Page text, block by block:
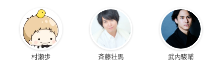
村瀬歩 斉藤壮馬 武内駿輔